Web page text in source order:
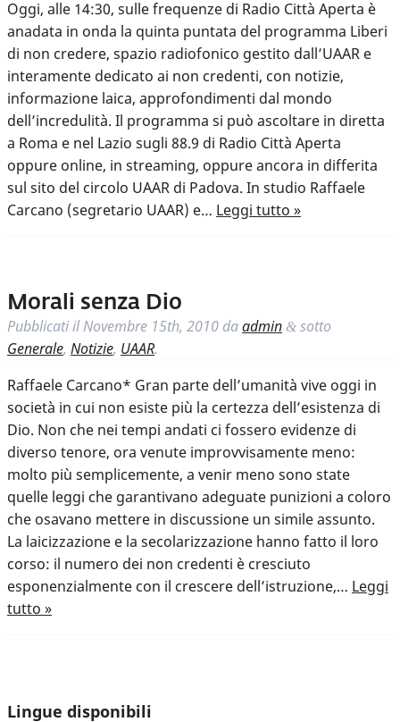
Oggi, alle 14:30, sulle frequenze di Radio Città Aperta è
anadata in onda la quinta puntata del programma Liberi
di non credere, spazio radiofonico gestito dall’UAAR e
interamente dedicato ai non credenti, con notizie,
informazione laica, approfondimenti dal mondo
dell’incredulità. Il programma si può ascoltare in diretta
a Roma e nel Lazio sugli 88.9 di Radio Città Aperta
oppure online, in streaming, oppure ancora in differita
sul sito del circolo UAAR di Padova. In studio Raffaele
Carcano (segretario UAAR) e… Leggi tutto »
Morali senza Dio
Pubblicati ilNovembre 15th, 2010 daadmin & sotto
Generale, Notizie, UAAR.
Raffaele Carcano* Gran parte dell’umanità vive oggi in
società in cui non esiste più la certezza dell’esistenza di
Dio. Non che nei tempi andati ci fossero evidenze di
diverso tenore, ora venute improvvisamente meno:
molto più semplicemente, a venir meno sono state
quelle leggi che garantivano adeguate punizioni a coloro
che osavano mettere in discussione un simile assunto.
La laicizzazione e la secolarizzazione hanno fatto il loro
corso: il numero dei non credenti è cresciuto
esponenzialmente con il crescere dell’istruzione,… Leggi
tutto »
Lingue disponibili